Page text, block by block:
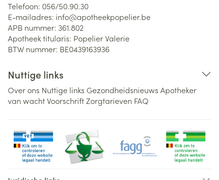
Telefoon: 056/50.90.30
E-mailadres: info@apotheekpopelier.be
APB nummer: 361.802
Apotheek titularis: Popelier Valerie
BTW nummer: BE0439163936
Nuttige links
Over ons Nuttige links Gezondheidsnieuws Apotheker
van wachtVoorschriftZorgtarieven FAQ